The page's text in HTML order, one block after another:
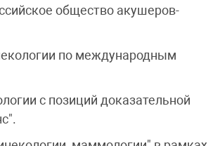
общество акушеров-
по международным
с позиций доказательной